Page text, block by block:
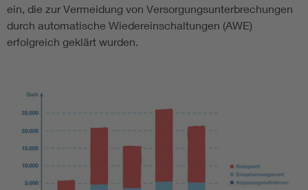
ein, die zur Vermeidung von Versorgungsunterbrechungen
durch automatische Wiedereinschaltungen (AWE)
erfolgreich geklärt wurden.